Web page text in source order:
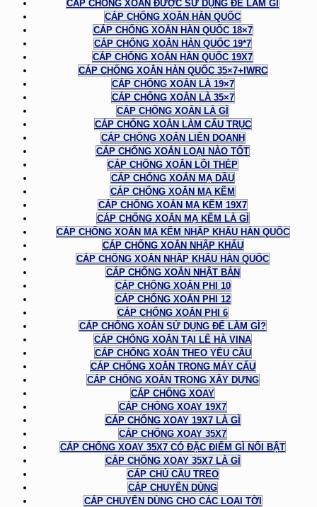
CÁP CHỐNG XOẮN ĐƯỢC SỬ DỤNG ĐỂ LÀM GÌ
CÁP CHỐNG XOẮN HÀN QUỐC
CÁP CHỐNG XOẮN HÀN QUỐC 18×7
CÁP CHỐNG XOẮN HÀN QUỐC 19*7
CÁP CHỐNG XOẮN HÀN QUỐC 19X7
CÁP CHỐNG XOẮN HÀN QUỐC 35×7+IWRC
CÁP CHỐNG XOẮN LÀ 19×7
CÁP CHỐNG XOẮN LÀ 35×7
CÁP CHỐNG XOẮN LÀ GÌ
CÁP CHỐNG XOẮN LÀM CẨU TRỤC
CÁP CHỐNG XOẮN LIÊN DOANH
CÁP CHỐNG XOẮN LOẠI NÀO TỐT
CÁP CHỐNG XOẮN LÕI THÉP
CÁP CHỐNG XOẮN MẠ DẦU
CÁP CHỐNG XOẮN MẠ KẼM
CÁP CHỐNG XOẮN MẠ KẼM 19X7
CÁP CHỐNG XOẮN MẠ KẼM LÀ GÌ
CÁP CHỐNG XOẮN MẠ KẼM NHẬP KHẨU HÀN QUỐC
CÁP CHỐNG XOẮN NHẬP KHẨU
CÁP CHỐNG XOẮN NHẬP KHẨU HÀN QUỐC
CÁP CHỐNG XOẮN NHẬT BẢN
CÁP CHỐNG XOẮN PHI 10
CÁP CHỐNG XOẮN PHI 12
CÁP CHỐNG XOẮN PHI 6
CÁP CHỐNG XOẮN SỬ DỤNG ĐỂ LÀM GÌ?
CÁP CHỐNG XOẮN TẠI LÊ HÀ VINA
CÁP CHỐNG XOẮN THEO YÊU CẦU
CÁP CHỐNG XOẮN TRONG MÁY CẨU
CÁP CHỐNG XOẮN TRONG XÂY DỰNG
CÁP CHỐNG XOAY
CÁP CHỐNG XOAY 19X7
CÁP CHỐNG XOAY 19X7 LÀ GÌ
CÁP CHỐNG XOAY 35X7
CÁP CHỐNG XOAY 35X7 CÓ ĐẶC ĐIỂM GÌ NỔI BẬT
CÁP CHỐNG XOAY 35X7 LÀ GÌ
CÁP CHỦ CẦU TREO
CÁP CHUYÊN DÙNG
CÁP CHUYÊN DÙNG CHO CÁC LOẠI TỜI